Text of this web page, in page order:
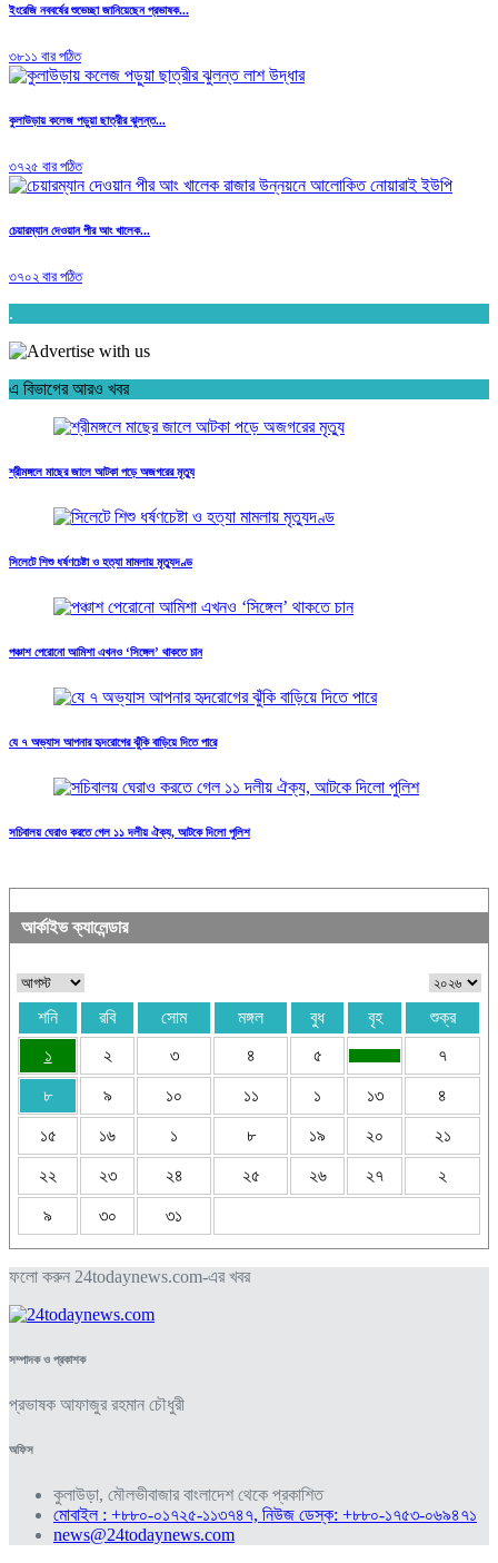
ইংরেজি নববর্ষের শুভেচ্ছা জানিয়েছেন প্রভাষক...
৩৮১১ বার পঠিত
কুলাউড়ায় কলেজ পড়ুয়া ছাত্রীর ঝুলন্ত...
৩৭২৫ বার পঠিত
চেয়ারম্যান দেওয়ান পীর আং খালেক...
৩৭০২ বার পঠিত
.
এ বিভাগের আরও খবর
শ্রীমঙ্গলে মাছের জালে আটকা পড়ে অজগরের মৃত্যু
সিলেটে শিশু ধর্ষণচেষ্টা ও হত্যা মামলায় মৃত্যুদণ্ড
পঞ্চাশ পেরোনো আমিশা এখনও ‘সিঙ্গেল’ থাকতে চান
যে ৭ অভ্যাস আপনার হৃদরোগের ঝুঁকি বাড়িয়ে দিতে পারে
সচিবালয় ঘেরাও করতে গেল ১১ দলীয় ঐক্য, আটকে দিলো পুলিশ
আর্কাইভ ক্যালেন্ডার
শনি রবি সোম মঙ্গল বুধ বৃহ
শুক্র
১
২ ৩ ৪ ৫ ৭
৮ ৯ ১০ ১১ ১ ১৩ ৪
১৫ ১৬ ১ ৮ ১৯ ২০ ২১
২২ ২৩ ২৪ ২৫ ২৬ ২৭ ২
৯ ৩০ ৩১
ফলো করুন 24todaynews.com-এর খবর
সম্পাদক ও প্রকাশক
প্রভাষক আফাজুর রহমান চৌধুরী
অফিস
কুলাউড়া, মৌলভীবাজার বাংলাদেশ থেকে প্রকাশিত
মোবাইল : +৮৮০-০১৭২৫-১১৩৭৪৭, নিউজ ডেস্ক: +৮৮০-১৭৫৩-০৬৯৪৭১
news@24todaynews.com